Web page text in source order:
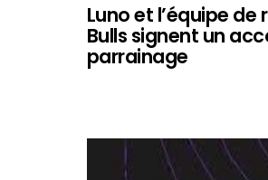
Luno et l’équipe
Bulls signent un
parrainage